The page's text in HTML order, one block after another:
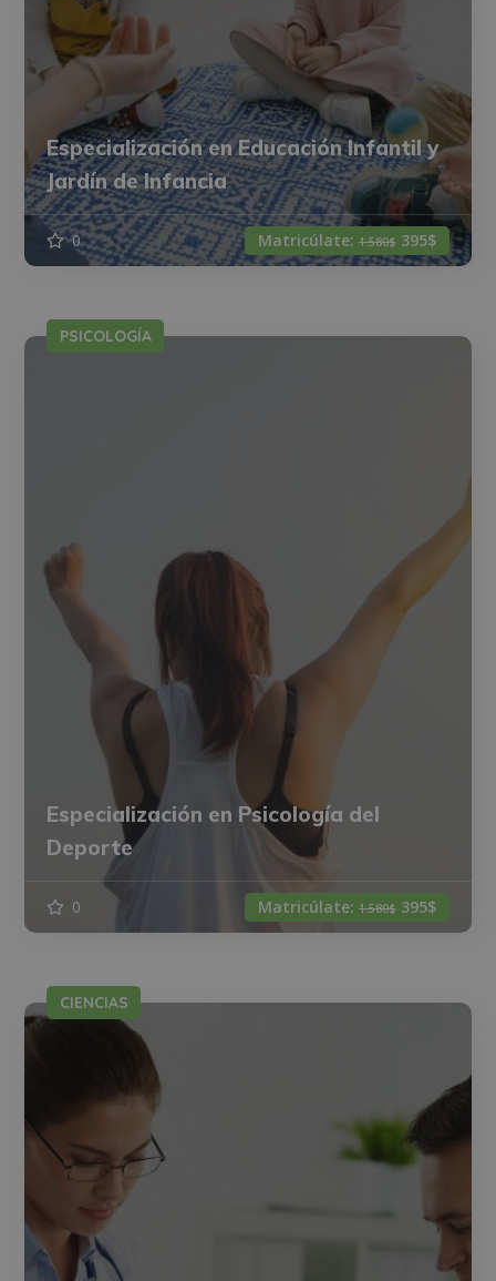
Especialización en Educación Infantil y
Jardín de Infancia
0 Matricúlate: 1.580$ 395$
PSICOLOGÍA
Especialización en Psicología del
Deporte
0 Matricúlate: 1.580$ 395$
CIENCIAS